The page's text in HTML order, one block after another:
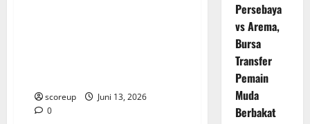
scoreup
Juni 13, 2026
0
Persebaya
vs Arema,
Bursa
Transfer
Pemain
Muda
Berbakat